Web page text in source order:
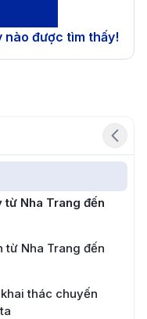
nào được tìm thấy!
Nha Trang đến
từ Nha Trang đến
thác chuyến